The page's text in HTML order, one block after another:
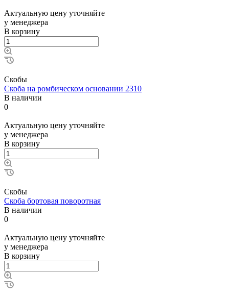
Актуальную цену уточняйте
у менеджера
В корзину
Скобы
Скоба на ромбическом основании 2310
В наличии
0
Актуальную цену уточняйте
у менеджера
В корзину
Скобы
Скоба бортовая поворотная
В наличии
0
Актуальную цену уточняйте
у менеджера
В корзину